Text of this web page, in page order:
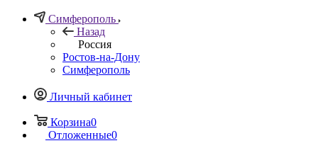
Симферополь
Назад
Россия
Ростов-на-Дону
Симферополь
Личный кабинет
Корзина0
Отложенные0